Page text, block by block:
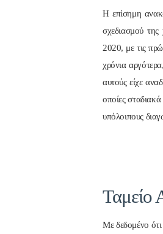
Η επίσημη
σχεδιασμού
2020, με τις
χρόνια
αυτούς είχε
οποίες
υπόλοιπους
Ταμείο
Με δεδομένο